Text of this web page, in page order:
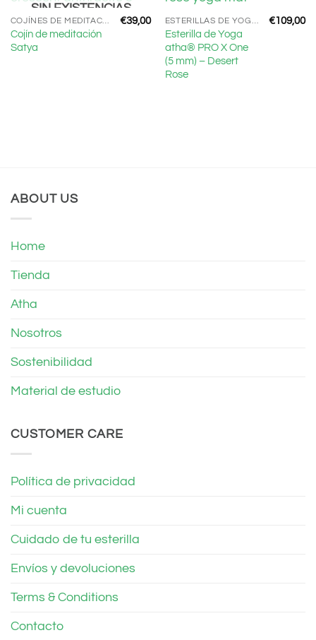
SIN EXISTENCIAS
Cojín de meditación
Satya
€39,00
Esterilla de Yoga
atha® PRO X One
(5 mm) – Desert
Rose
€109,00
ABOUT US
Home
Tienda
Atha
Nosotros
Sostenibilidad
Material de estudio
CUSTOMER CARE
Política de privacidad
Mi cuenta
Cuidado de tu esterilla
Envíos y devoluciones
Terms & Conditions
Contacto